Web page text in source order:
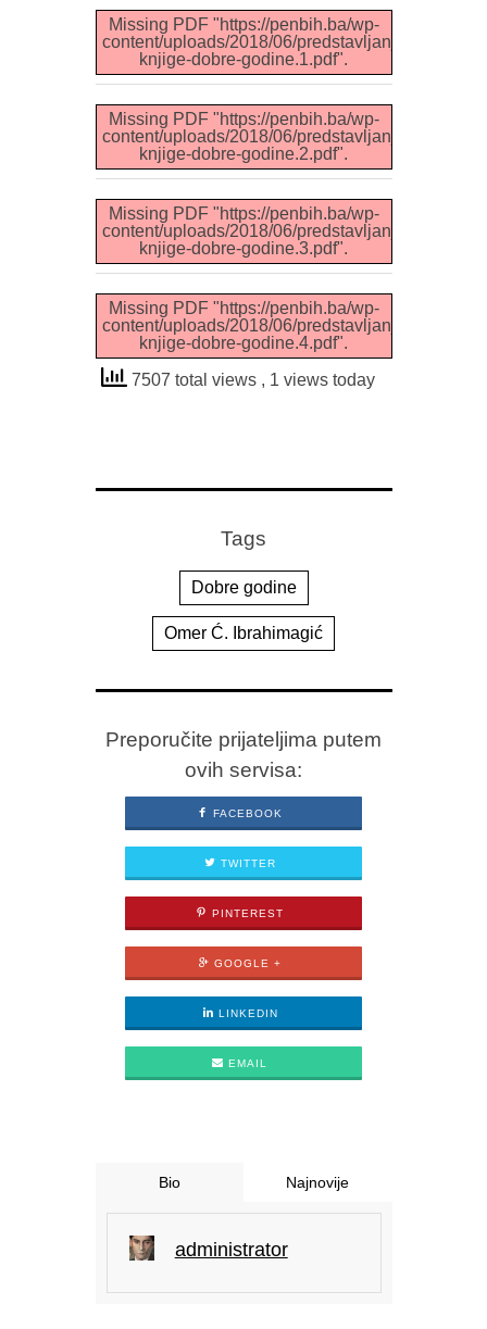
Missing PDF "https://penbih.ba/wp-
content/uploads/2018/06/predstavljanje-
knjige-dobre-godine.1.pdf".
Missing PDF "https://penbih.ba/wp-
content/uploads/2018/06/predstavljanje-
knjige-dobre-godine.2.pdf".
Missing PDF "https://penbih.ba/wp-
content/uploads/2018/06/predstavljanje-
knjige-dobre-godine.3.pdf".
Missing PDF "https://penbih.ba/wp-
content/uploads/2018/06/predstavljanje-
knjige-dobre-godine.4.pdf".
7507 total views , 1 views today
Tags
Dobre godine
Omer Ć. Ibrahimagić
Preporučite prijateljima putem
ovih servisa:
FACEBOOK
TWITTER
PINTEREST
GOOGLE +
LINKEDIN
EMAIL
Bio Najnovije
administrator